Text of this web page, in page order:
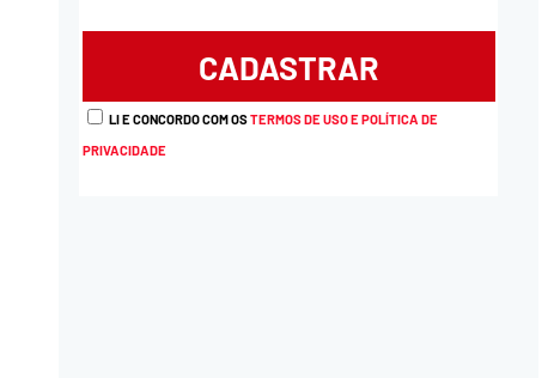
LI E CONCORDO COM OSTERMOS DE USO E POLÍTICA DE
PRIVACIDADE